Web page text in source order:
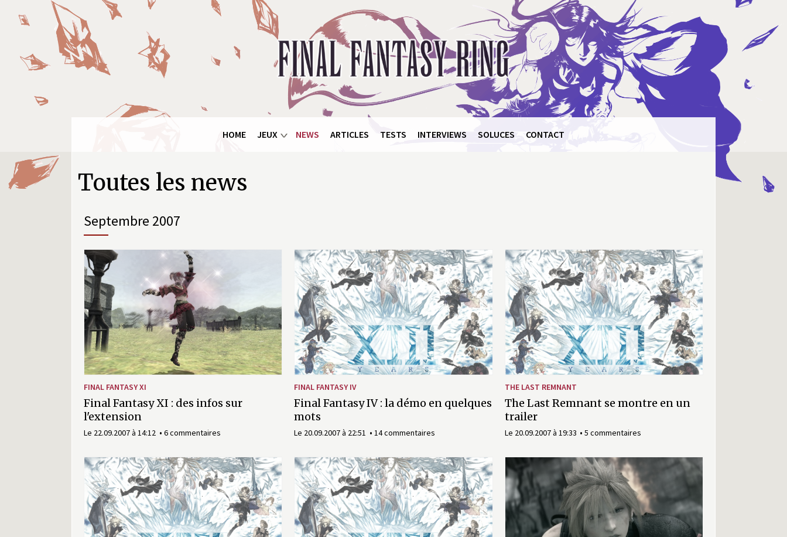
Final
Fantasy
Ring
HOME JEUX NEWS ARTICLES TESTS INTERVIEWS SOLUCES CONTACT
Toutes les news
septembre 2007
FINAL FANTASY XI
Final Fantasy XI : des infos sur
l'extension
Le 22.09.2007 à 14:12 6 commentaires
FINAL FANTASY IV
Final Fantasy IV : la démo en quelques
mots
Le 20.09.2007 à 22:51 14 commentaires
THE LAST REMNANT
The Last Remnant se montre en un
trailer
Le 20.09.2007 à 19:33 5 commentaires
Pages
Panneau de gestion des cookies